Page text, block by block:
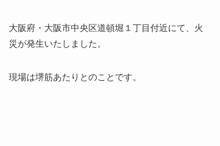
大阪府・大阪市中央区道頓堀１丁目付近にて、火
災が発生いたしました。
現場は堺筋あたりとのことです。